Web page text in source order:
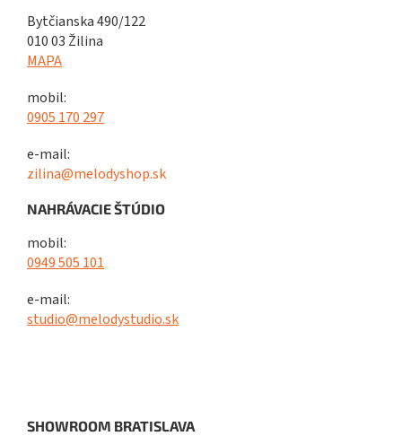
Bytčianska 490/122
010 03 Žilina
MAPA
mobil:
0905 170 297
e-mail:
zilina@melodyshop.sk
NAHRÁVACIE ŠTÚDIO
mobil:
0949 505 101
e-mail:
studio@melodystudio.sk
SHOWROOM BRATISLAVA